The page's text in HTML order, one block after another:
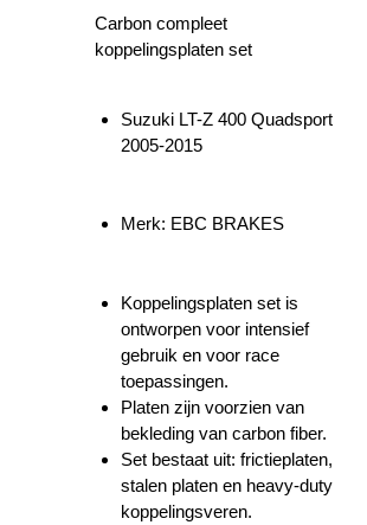
Carbon compleet
koppelingsplaten set
Suzuki LT-Z 400 Quadsport
2005-2015
Merk: EBC BRAKES
Koppelingsplaten set is
ontworpen voor intensief
gebruik en voor race
toepassingen.
Platen zijn voorzien van
bekleding van carbon fiber.
Set bestaat uit: frictieplaten,
stalen platen en heavy-duty
koppelingsveren.